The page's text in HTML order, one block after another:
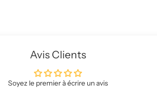
Avis Clients
Soyez le premier à écrire un avis